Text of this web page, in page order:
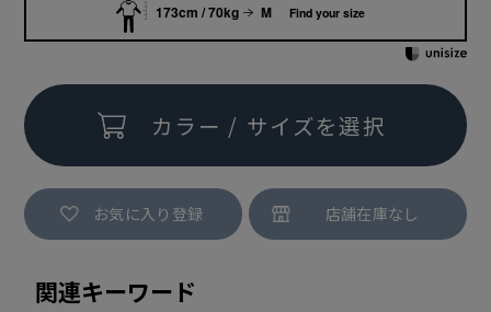
173cm / 70kg M Find your size
カラー / サイズを選択
お気に入り登録
関連キーワード